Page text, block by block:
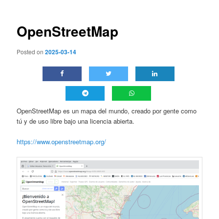
OpenStreetMap
Posted on2025-03-14
OpenStreetMap es un mapa del mundo, creado por gente como
tú y de uso libre bajo una licencia abierta.
https://www.openstreetmap.org/